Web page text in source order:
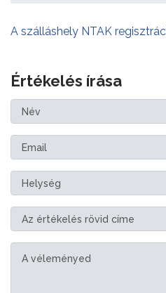
A szálláshely NTAK
Értékelés írása